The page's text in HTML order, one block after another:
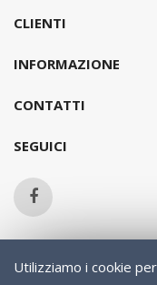
Utilizziamo i cookie
CLIENTI
INFORMAZIONE
CONTATTI
SEGUICI